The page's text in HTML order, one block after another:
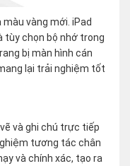
vàng mới. iPad
tùy chọn bộ nhớ trong
bị màn hình cán
lại trải nghiệm tốt
và ghi chú trực tiếp
tương tác chân
và chính xác, tạo ra